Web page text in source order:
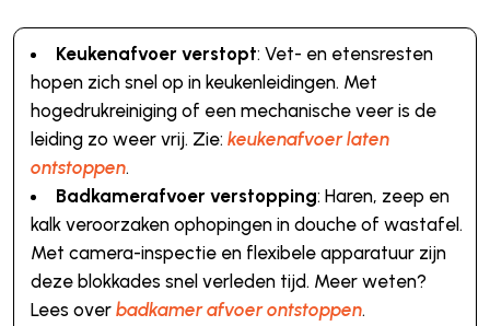
Keukenafvoer verstopt: Vet- en etensresten
hopen zich snel op in keukenleidingen. Met
hogedrukreiniging of een mechanische veer is de
leiding zo weer vrij. Zie: keukenafvoer laten
ontstoppen.
Badkamerafvoer verstopping: Haren, zeep en
kalk veroorzaken ophopingen in douche of wastafel.
Met camera-inspectie en flexibele apparatuur zijn
deze blokkades snel verleden tijd. Meer weten?
Lees over badkamer afvoer ontstoppen.